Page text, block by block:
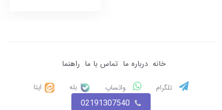
خانه درباره ما تماس با ما راهنما
تلگرام واتساپ بله ایتا
02191307540